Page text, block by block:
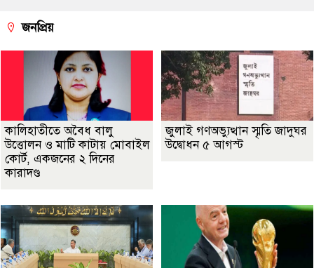
জনপ্রিয়
কালিহাতীতে অবৈধ বালু
উত্তোলন ও মাটি কাটায় মোবাইল
কোর্ট, একজনের ২ দিনের
কারাদণ্ড
জুলাই গণঅভ্যুত্থান স্মৃতি জাদুঘর
উদ্বোধন ৫ আগস্ট